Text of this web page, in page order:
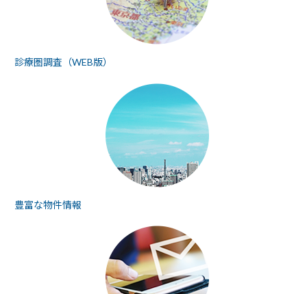
診療圏調査（WEB版）
豊富な物件情報